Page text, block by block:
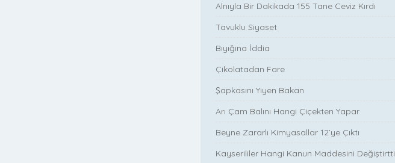
Alnıyla Bir Dakikada 155 Tane Ceviz Kırdı
Tavuklu Siyaset
Bıyığına İddia
Çikolatadan Fare
Şapkasını Yiyen Bakan
Arı Çam Balını Hangi Çiçekten Yapar
Beyne Zararlı Kimyasallar 12’ye Çıktı
Kayserililer Hangi Kanun Maddesini Değiştirtti